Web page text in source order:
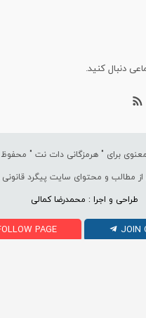
دنبال کنید.
برای " هرمزگانی دات نت "
از مطالب و محتوای سایت پیگرد قانونی
طراحی و اجرا : محمدرضا کمالی
PAGE JOIN